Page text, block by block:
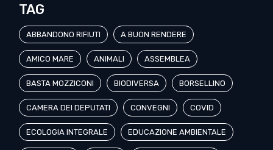
TAG
ABBANDONO RIFIUTI A BUON RENDERE
AMICO MARE ANIMALI ASSEMBLEA
BASTA MOZZICONI BIODIVERSA BORSELLINO
CAMERA DEI DEPUTATI CONVEGNI COVID
ECOLOGIA INTEGRALE EDUCAZIONE AMBIENTALE